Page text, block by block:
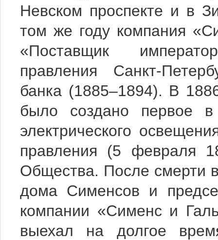
Невском проспекте и в
том же году компания
«Поставщик
правления Санкт-
банка (1885–1894). В
было создано первое
электрического
правления (5 февраля
Общества. После смерти
дома Сименсов и
компании «Сименс и
выехал на долгое